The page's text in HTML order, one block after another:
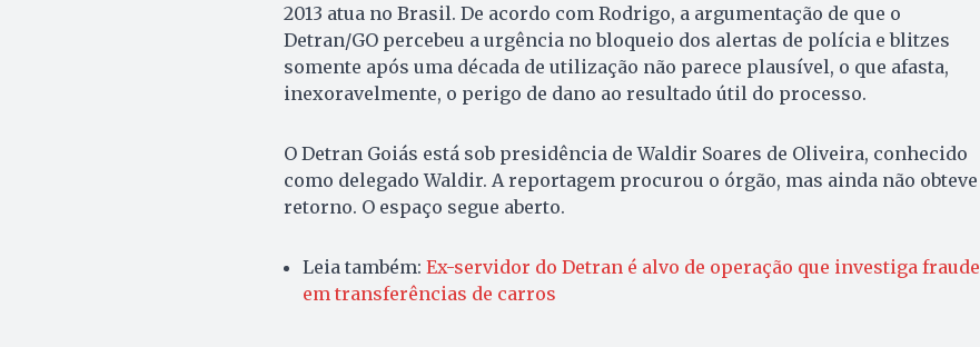
2013 atua no Brasil. De acordo com Rodrigo, a argumentação de que o
Detran/GO percebeu a urgência no bloqueio dos alertas de polícia e blitzes
somente após uma década de utilização não parece plausível, o que afasta,
inexoravelmente, o perigo de dano ao resultado útil do processo.
O Detran Goiás está sob presidência de Waldir Soares de Oliveira, conhecido
como delegado Waldir. A reportagem procurou o órgão, mas ainda não obteve
retorno. O espaço segue aberto.
Leia também: Ex-servidor do Detran é alvo de operação que investiga fraude
em transferências de carros